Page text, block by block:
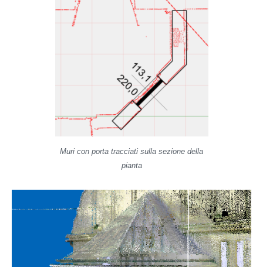
Muri con porta tracciati sulla sezione della
pianta